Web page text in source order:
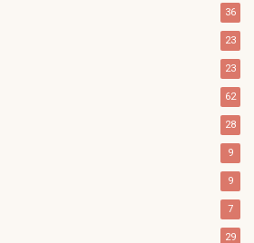
36
23
23
62
28
9
9
7
29